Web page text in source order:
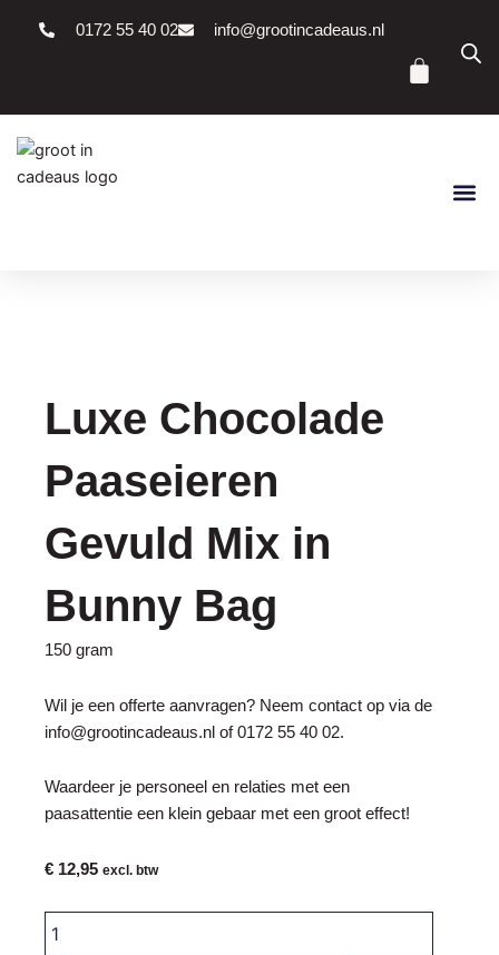
0172 55 40 02 info@grootincadeaus.nl
Luxe Chocolade
Paaseieren
Gevuld Mix in
Bunny Bag
150 gram
Wil je een offerte aanvragen? Neem contact op via de
info@grootincadeaus.nl of0172 55 40 02.
Waardeer je personeel en relaties met een
paasattentie een klein gebaar met een groot effect!
€ 12,95 excl. btw
Chocolade